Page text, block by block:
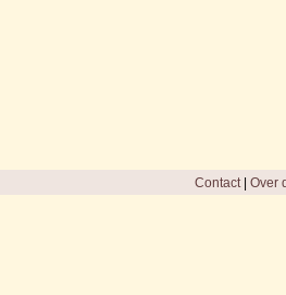
Contact| Over